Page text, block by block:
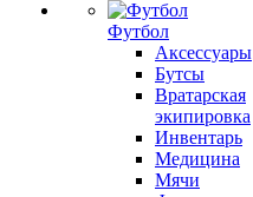
Футбол
Аксессуары
Бутсы
Вратарская
экипировка
Инвентарь
Медицина
Мячи